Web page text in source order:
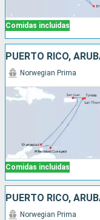
Comidas incluidas
PUERTO RICO,
Comidas incluidas
Norwegian Prima
PUERTO RICO,
Norwegian Prima